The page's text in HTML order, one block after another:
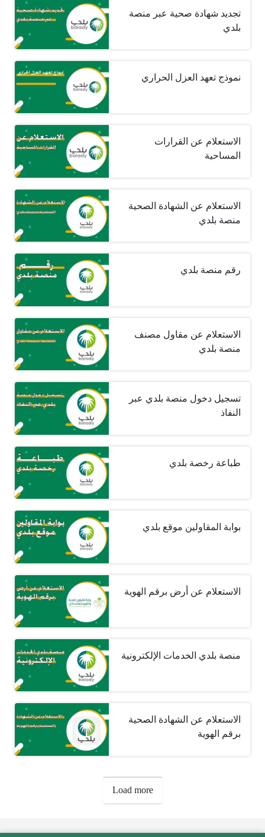
تجديد شهادة صحية عبر منصة
بلدي
نموذج تعهد العزل الحراري
الاستعلام عن القرارات
المساحية
الاستعلام عن الشهادة الصحية
منصة بلدي
رقم منصة بلدي
الاستعلام عن مقاول مصنف
منصة بلدي
تسجيل دخول منصة بلدي عبر
النفاذ
طباعة رخصة بلدي
بوابة المقاولين موقع بلدي
الاستعلام عن أرض برقم الهوية
منصة بلدي الخدمات الإلكترونية
الاستعلام عن الشهادة الصحية
برقم الهوية
Load more